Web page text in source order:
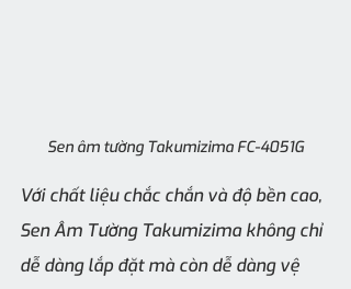
Sen âm tường Takumizima FC-4051G
Với chất liệu chắc chắn và độ bền cao,
Sen Âm Tường Takumizima không chỉ
dễ dàng lắp đặt mà còn dễ dàng vệ